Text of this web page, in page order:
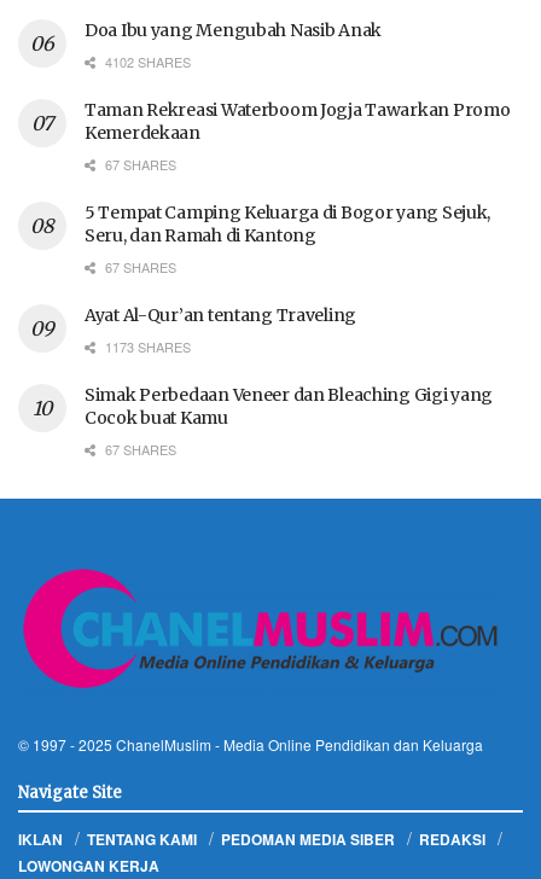
Doa Ibu yang Mengubah Nasib Anak
4102 SHARES
Taman Rekreasi Waterboom Jogja Tawarkan Promo
Kemerdekaan
67 SHARES
5 Tempat Camping Keluarga di Bogor yang Sejuk,
Seru, dan Ramah di Kantong
67 SHARES
Ayat Al-Qur’an tentang Traveling
1173 SHARES
Simak Perbedaan Veneer dan Bleaching Gigi yang
Cocok buat Kamu
67 SHARES
© 1997 - 2025 ChanelMuslim - Media Online Pendidikan dan Keluarga
Navigate Site
IKLAN TENTANG KAMI PEDOMAN MEDIA SIBER
REDAKSI
LOWONGAN KERJA